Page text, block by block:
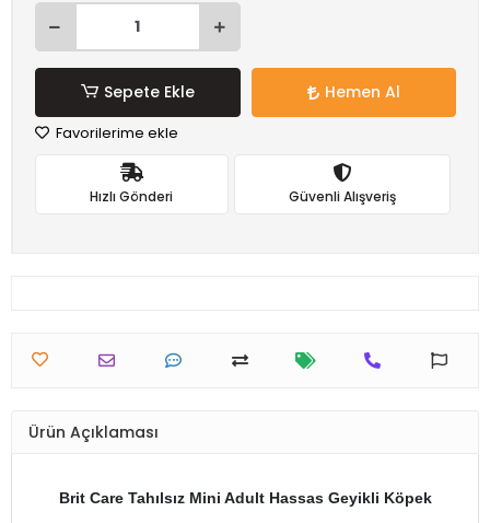
Sepete Ekle Hemen Al
Favorilerime ekle
Hızlı Gönderi Güvenli Alışveriş
Ürün Açıklaması
Brit Care Tahılsız Mini Adult Hassas Geyikli Köpek